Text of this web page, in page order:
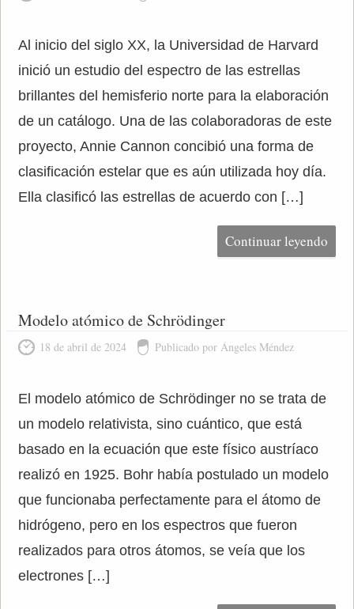
Al inicio del siglo XX, la Universidad de Harvard
inició un estudio del espectro de las estrellas
brillantes del hemisferio norte para la elaboración
de un catálogo. Una de las colaboradoras de este
proyecto, Annie Cannon concibió una forma de
clasificación estelar que es aún utilizada hoy día.
Ella clasificó las estrellas de acuerdo con […]
Continuar leyendo
Modelo atómico de Schrödinger
18 de abril de 2024 Publicado por Ángeles Méndez
El modelo atómico de Schrödinger no se trata de
un modelo relativista, sino cuántico, que está
basado en la ecuación que este físico austríaco
realizó en 1925. Bohr había postulado un modelo
que funcionaba perfectamente para el átomo de
hidrógeno, pero en los espectros que fueron
realizados para otros átomos, se veía que los
electrones […]